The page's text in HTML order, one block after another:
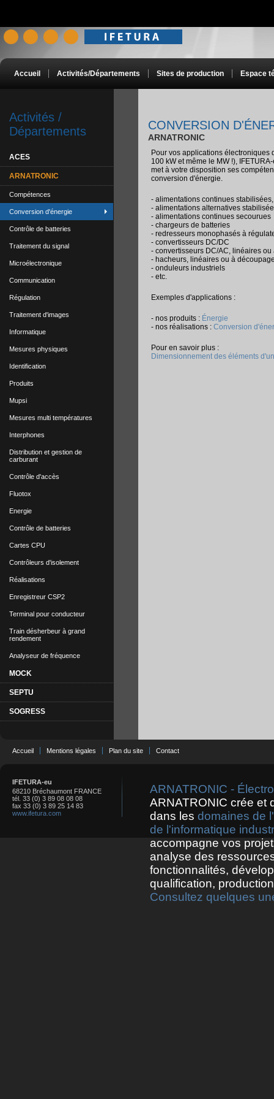
Accueil Activités/Départements Sites de production Espace
Activités /
Départements
ACES
ARNATRONIC
Compétences
Conversion d'énergie
Contrôle de batteries
Traitement du signal
Microélectronique
Communication
Régulation
Traitement d'images
Informatique
Mesures physiques
Identification
Produits
Mupsi
Mesures multi températures
Interphones
Distribution et gestion de
carburant
Contrôle d'accès
Fluotox
Energie
Contrôle de batteries
Cartes CPU
Contrôleurs d'isolement
Réalisations
Enregistreur CSP2
Terminal pour conducteur
Train désherbeur à grand
rendement
Analyseur de fréquence
MOCK
SEPTU
SOGRESS
CONVERSION
ARNATRONIC
Pour vos applications électroniques
100 kW et même le MW !),
met à votre disposition ses
conversion d'énergie.
- alimentations continues
- alimentations alternatives
- alimentations continues secourues
- chargeurs de batteries
- redresseurs monophasés à
- convertisseurs DC/DC
- convertisseurs DC/AC, linéaires
- hacheurs, linéaires ou à
- onduleurs industriels
- etc.
Exemples d'applications :
- nos produits : Énergie
- nos réalisations : Conversion
Pour en savoir plus :
Dimensionnement des éléments
Accueil Mentions légales Plan du site Contact
IFETURA-eu
68210 Bréchaumont FRANCE
tél. 33 (0) 3 89 08 08 08
fax 33 (0) 3 89 25 14 83
www.ifetura.com
ARNATRONIC -
ARNATRONIC crée et
dans les domaines de
de l'informatique
accompagne vos
analyse des
fonctionnalités,
qualification,
Consultez quelques